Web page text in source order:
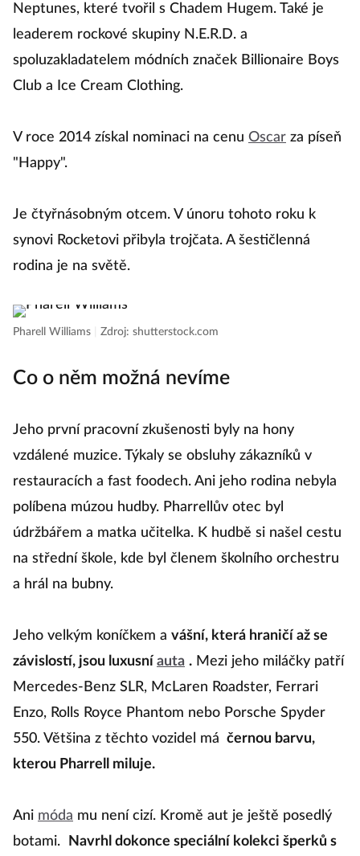
Neptunes, které tvořil s Chadem Hugem. Také je
leaderem rockové skupiny N.E.R.D. a
spoluzakladatelem módních značek Billionaire Boys
Club a Ice Cream Clothing.
V roce 2014 získal nominaci na cenu Oscar za píseň
"Happy".
Je čtyřnásobným otcem. V únoru tohoto roku k
synovi Rocketovi přibyla trojčata. A šestičlenná
rodina je na světě.
Pharell Williams Zdroj: shutterstock.com
Co o něm možná nevíme
Jeho první pracovní zkušenosti byly na hony
vzdálené muzice. Týkaly se obsluhy zákazníků v
restauracích a fast foodech. Ani jeho rodina nebyla
políbena múzou hudby. Pharrellův otec byl
údržbářem a matka učitelka. K hudbě si našel cestu
na střední škole, kde byl členem školního orchestru
a hrál na bubny.
Jeho velkým koníčkem a vášní, která hraničí až se
závislostí, jsou luxusní auta .Mezi jeho miláčky patří
Mercedes-Benz SLR, McLaren Roadster, Ferrari
Enzo, Rolls Royce Phantom nebo Porsche Spyder
550. Většina z těchto vozidel má černou barvu,
kterou Pharrell miluje.
Ani móda mu není cizí. Kromě aut je ještě posedlý
botami.
Navrhl dokonce speciální kolekci šperků s